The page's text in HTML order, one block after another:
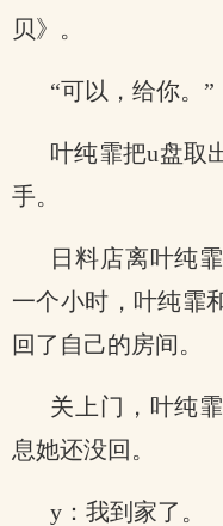
贝》。
“可以，给你。”
叶纯霏把u盘取
手。
日料店离叶纯
一个小时，叶纯霏
回了自己的房间。
关上门，叶纯
息她还没回。
y：我到家了。